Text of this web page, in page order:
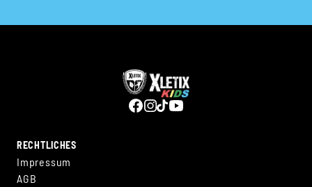
RECHTLICHES
Impressum
AGB